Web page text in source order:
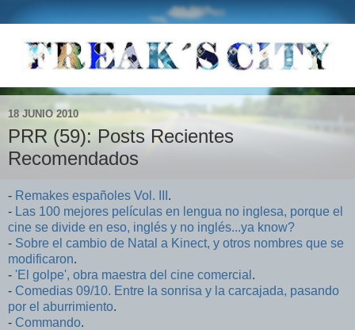
18 JUNIO 2010
PRR (59): Posts Recientes
Recomendados
- Remakes españoles Vol. III .
- Las 100 mejores películas en lengua no inglesa, porque el
cine se divide en eso, inglés y no inglés...ya know?
- Sobre el cambio de Natal a Kinect, y otros nombres que se
modificaron.
- 'El golpe', obra maestra del cine comercial .
- Comedias 09/10. Entre la sonrisa y la carcajada, pasando
por el aburrimiento.
- Commando.